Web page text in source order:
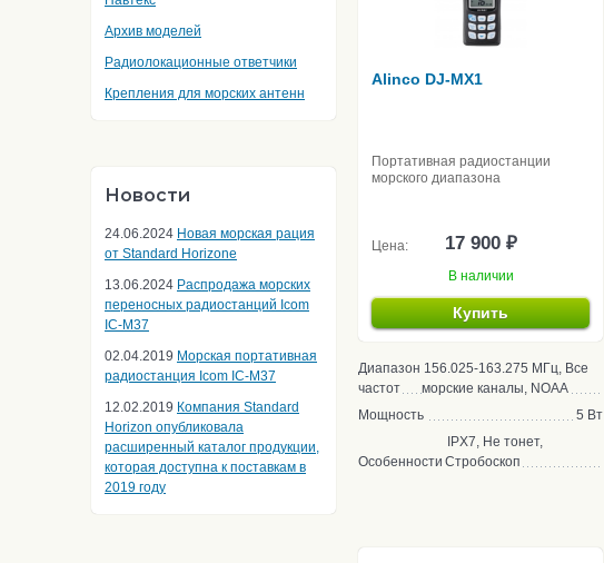
Архив моделей
Радиолокационные ответчики
Крепления для морских антенн
Новости
24.06.2024 Новая морская рация
от Standard Horizone
13.06.2024 Распродажа морских
переносных радиостанций Icom
IC-M37
02.04.2019 Морская портативная
радиостанция Icom IC-M37
12.02.2019 Компания Standard
Horizon опубликовала
расширенный каталог продукции,
которая доступна к поставкам в
2019 году
Alinco DJ-MX1
Портативная радиостанции
морского диапазона
Цена: 17 900 ₽
В наличии
Купить
Диапазон
частот
156.025-163.275 МГц, Все
морские каналы, NOAA
Мощность
5 Вт
Особенности
IPX7, Не тонет,
Стробоскоп